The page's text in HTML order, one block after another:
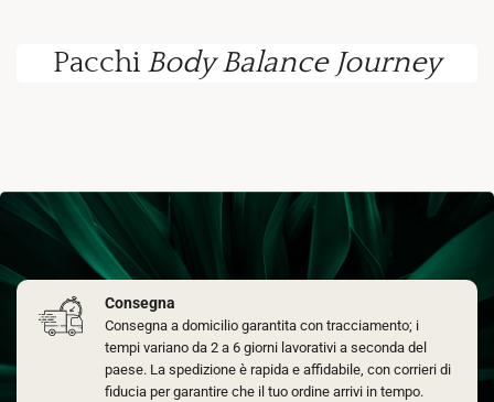
Pacchi Body Balance Journey
Consegna
Consegna a domicilio garantita con tracciamento; i
tempi variano da 2 a 6 giorni lavorativi a seconda del
paese. La spedizione è rapida e affidabile, con corrieri di
fiducia per garantire che il tuo ordine arrivi in tempo.